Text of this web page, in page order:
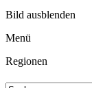
Bild ausblenden
Menü
Regionen